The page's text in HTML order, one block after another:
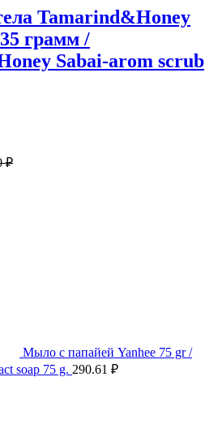
Tamarind&Honey
грамм /
Sabai-arom scrub
₽
Мыло с папайей Yanhee 75 gr /
soap 75 g. 290.61 ₽